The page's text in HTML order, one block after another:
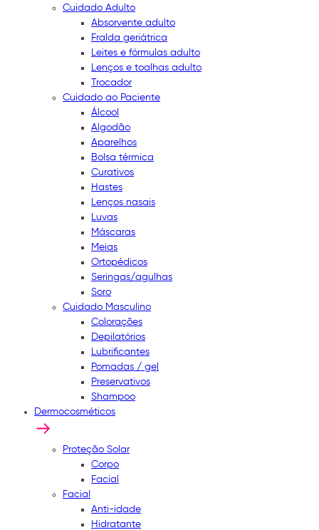
Cuidado Adulto
Absorvente adulto
Fralda geriátrica
Leites e fórmulas adulto
Lenços e toalhas adulto
Trocador
Cuidado ao Paciente
Álcool
Algodão
Aparelhos
Bolsa térmica
Curativos
Hastes
Lenços nasais
Luvas
Máscaras
Meias
Ortopédicos
Seringas/agulhas
Soro
Cuidado Masculino
Colorações
Depilatórios
Lubrificantes
Pomadas / gel
Preservativos
Shampoo
Dermocosméticos
Proteção Solar
Corpo
Facial
Facial
Anti-idade
Hidratante